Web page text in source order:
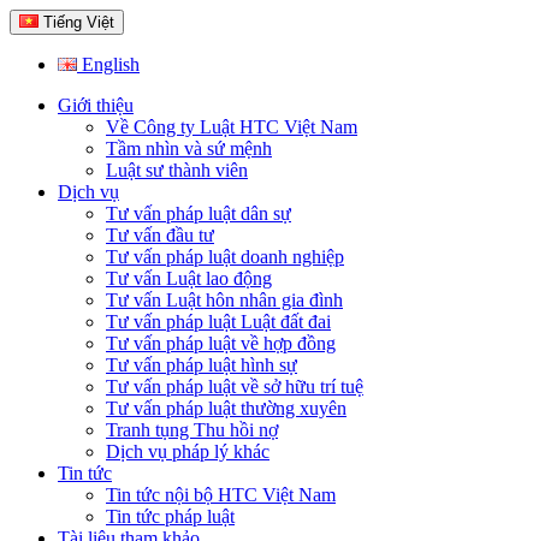
Tiếng Việt
English
Giới thiệu
Về Công ty Luật HTC Việt Nam
Tầm nhìn và sứ mệnh
Luật sư thành viên
Dịch vụ
Tư vấn pháp luật dân sự
Tư vấn đầu tư
Tư vấn pháp luật doanh nghiệp
Tư vấn Luật lao động
Tư vấn Luật hôn nhân gia đình
Tư vấn pháp luật Luật đất đai
Tư vấn pháp luật về hợp đồng
Tư vấn pháp luật hình sự
Tư vấn pháp luật về sở hữu trí tuệ
Tư vấn pháp luật thường xuyên
Tranh tụng Thu hồi nợ
Dịch vụ pháp lý khác
Tin tức
Tin tức nội bộ HTC Việt Nam
Tin tức pháp luật